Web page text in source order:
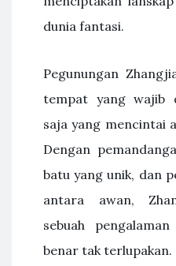
dunia fantasi.
Pegunungan
tempat yang wajib
saja yang mencintai
Dengan
batu yang unik, dan
antara awan,
sebuah
benar tak terlupakan.